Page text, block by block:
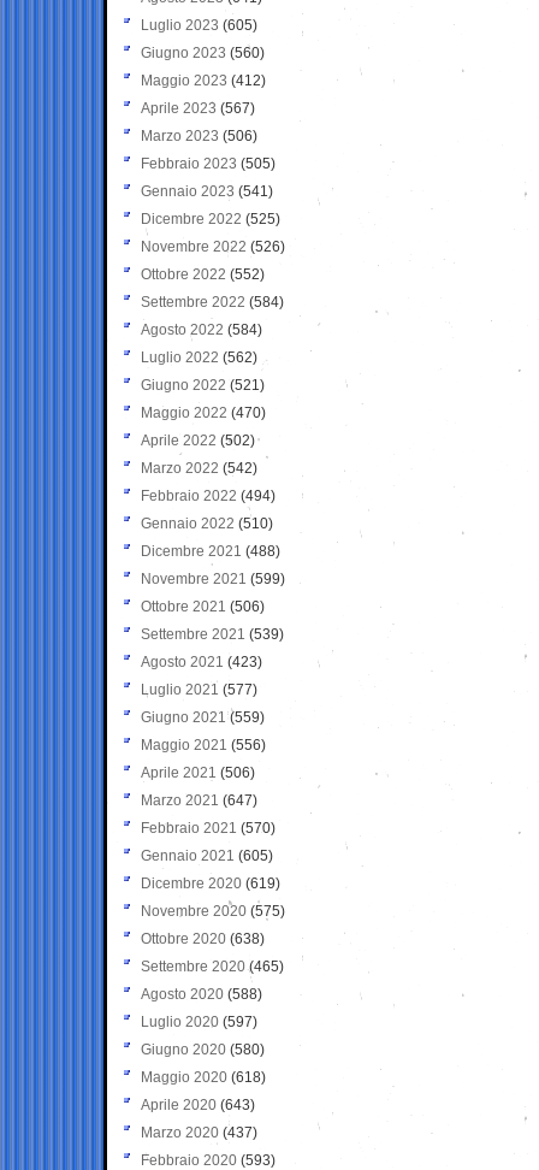
Luglio 2023 (605)
Giugno 2023 (560)
Maggio 2023 (412)
Aprile 2023 (567)
Marzo 2023 (506)
Febbraio 2023 (505)
Gennaio 2023 (541)
Dicembre 2022 (525)
Novembre 2022 (526)
Ottobre 2022 (552)
Settembre 2022 (584)
Agosto 2022 (584)
Luglio 2022 (562)
Giugno 2022 (521)
Maggio 2022 (470)
Aprile 2022 (502)
Marzo 2022 (542)
Febbraio 2022 (494)
Gennaio 2022 (510)
Dicembre 2021 (488)
Novembre 2021 (599)
Ottobre 2021 (506)
Settembre 2021 (539)
Agosto 2021 (423)
Luglio 2021 (577)
Giugno 2021(559)
Maggio 2021 (556)
Aprile 2021 (506)
Marzo 2021 (647)
Febbraio 2021 (570)
Gennaio 2021 (605)
Dicembre 2020 (619)
Novembre 2020 (575)
Ottobre 2020 (638)
Settembre 2020(465)
Agosto 2020 (588)
Luglio 2020 (597)
Giugno 2020 (580)
Maggio 2020 (618)
Aprile 2020 (643)
Marzo 2020 (437)
Febbraio 2020 (593)